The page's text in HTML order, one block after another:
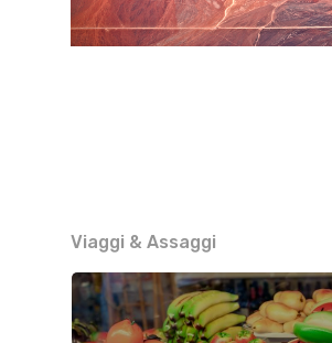
Viaggi & Assaggi